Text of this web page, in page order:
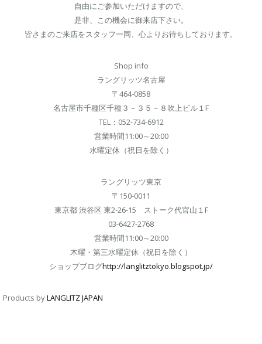
自由にご参加いただけますので、
是非、この機会に御来店下さい。
皆さまのご来店をスタッフ一同、心よりお待ちしております。
Shop info
ラングリッツ名古屋
〒464-0858
名古屋市千種区千種３－３５－８吹上ビル１F
TEL：052-734-6912
営業時間11:00～20:00
水曜定休（祝日を除く）
ラングリッツ東京
〒150-0011
東京都 渋谷区 東2-26-15 ストーク代官山１F
03-6427-2768
営業時間11:00～20:00
木曜・第三水曜定休（祝日を除く）
ショップブログhttp://langlitztokyo.blogspot.jp/
Products byLANGLITZ JAPAN